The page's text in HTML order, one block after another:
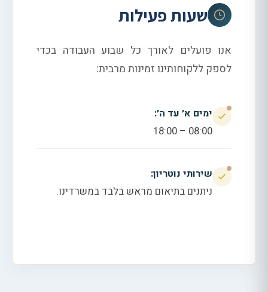
שעות פעילות
אנו פועלים לאורך כל שבוע העבודה בכדי
לספק ללקוחותינו זמינות מרבית:
ימים א׳ עד ה׳:
08:00 – 18:00
שירותי נוטריון:
ניתנים בתיאום מראש בלבד במשרדינו.